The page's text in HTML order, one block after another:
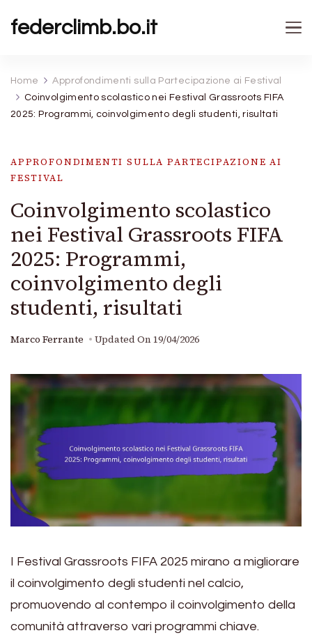
federclimb.bo.it
Home
Approfondimenti sulla Partecipazione ai Festival
Coinvolgimento scolastico nei Festival Grassroots FIFA
2025: Programmi, coinvolgimento degli studenti, risultati
APPROFONDIMENTI SULLA PARTECIPAZIONE AI
FESTIVAL
Coinvolgimento scolastico
nei Festival Grassroots FIFA
2025: Programmi,
coinvolgimento degli
studenti, risultati
Marco Ferrante Updated On 19/04/2026
I Festival Grassroots FIFA 2025 mirano a migliorare
il coinvolgimento degli studenti nel calcio,
promuovendo al contempo il coinvolgimento della
comunità attraverso vari programmi chiave.